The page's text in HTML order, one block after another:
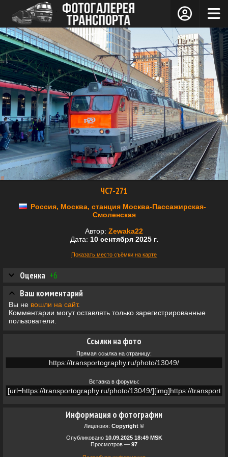
ЧС7-271
Россия, Москва, станция Москва-Пассажирская-
Смоленская
Автор: Zewaka22
Дата: 10 сентября 2025 г.
Показать место съёмки на карте
Информация о фотографии
Лицензия: Copyright ©
Опубликовано 10.09.2025 18:49 MSK
Просмотров — 97
Оценка +6
Ссылки на фото
Прямая ссылка на страницу:
Вставка в форумы:
Ваш комментарий
Вы не вошли на сайт.
Комментарии могут оставлять только зарегистрированные
пользователи.